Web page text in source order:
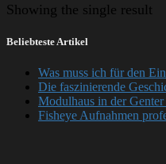
Showing the single result
Beliebteste Artikel
Was muss ich für den
Die faszinierende
Modulhaus in der
Fisheye Aufnahmen